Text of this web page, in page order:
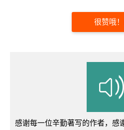
很赞哦！
感谢每一位辛勤著写的作者，感